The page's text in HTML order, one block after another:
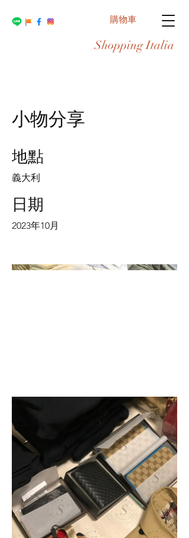
購物車
Shopping Italia
小物分享
地點
義大利
日期
2023年10月